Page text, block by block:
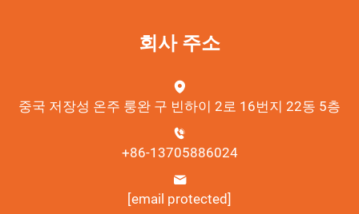
회사 주소
중국 저장성 온주 룽완 구 빈하이 2로 16번지 22동 5층
+86-13705886024
[email protected]